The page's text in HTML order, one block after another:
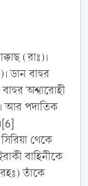
(রাঃ)।
ডান বাহুর
অশ্বারোহী
আর পদাতিক
থেকে
বাহিনীকে
তাঁকে